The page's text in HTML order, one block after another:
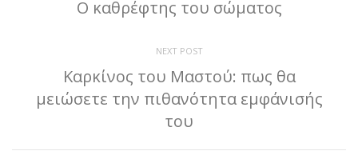
Ο καθρέφτης του σώματος
NEXT POST
Καρκίνος του Μαστού: πως θα
μειώσετε την πιθανότητα εμφάνισής
του